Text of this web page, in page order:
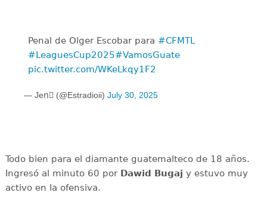
Penal de Olger Escobar para #CFMTL
#LeaguesCup2025#VamosGuate
pic.twitter.com/WKeLkqy1F2
— Jen️‍⚧️ (@Estradioii) July 30, 2025
Todo bien para el diamante guatemalteco de 18 años.
Ingresó al minuto 60 por Dawid Bugaj y estuvo muy
activo en la ofensiva.